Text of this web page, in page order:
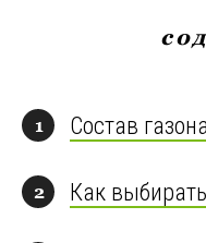
1 Состав
2 Как